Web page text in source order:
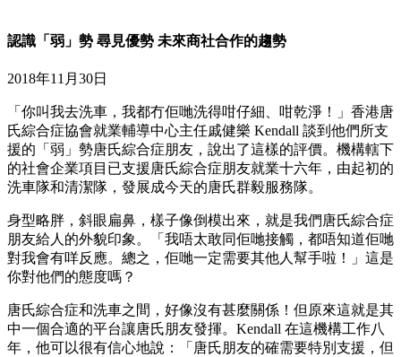
認識「弱」勢 尋見優勢 未來商社合作的趨勢
2018年11月30日
「你叫我去洗車，我都冇佢哋洗得咁仔細、咁乾淨！」香港唐
氏綜合症協會就業輔導中心主任戚健樂 Kendall 談到他們所支
援的「弱」勢唐氏綜合症朋友，說出了這樣的評價。機構轄下
的社會企業項目已支援唐氏綜合症朋友就業十六年，由起初的
洗車隊和清潔隊，發展成今天的唐氏群毅服務隊。
身型略胖，斜眼扁鼻，樣子像倒模出來，就是我們唐氏綜合症
朋友給人的外貌印象。「我唔太敢同佢哋接觸，都唔知道佢哋
對我會有咩反應。總之，佢哋一定需要其他人幫手啦！」這是
你對他們的態度嗎？
唐氏綜合症和洗車之間，好像沒有甚麼關係！但原來這就是其
中一個合適的平台讓唐氏朋友發揮。Kendall 在這機構工作八
年，他可以很有信心地說：「唐氏朋友的確需要特別支援，但